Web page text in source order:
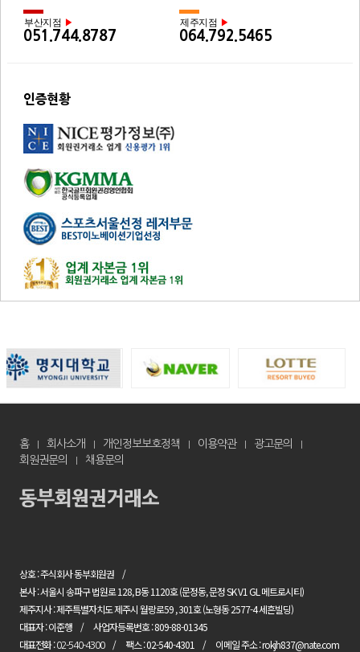
부산지점 ▶
051.744.8787
제주지점 ▶
064.792.5465
인증현황
홈 회사소개 개인정보보호정책 이용약관
광고문의
회원권문의
채용문의
상호 : 주식회사 동부회원권
본사 : 서울시 송파구 법원로 128, B동 1120호 (문정동, 문정 SK V1 GL 메트로시티)
제주지사 : 제주특별자치도 제주시 월랑로59 , 301호 (노형동 2577-4 세흔빌딩)
대표자 : 이준행
사업자등록번호 : 809-88-01345
대표전화 :02-540-4300 팩스 : 02-540-4301 이메일 주소 : rokjh837@nate.com